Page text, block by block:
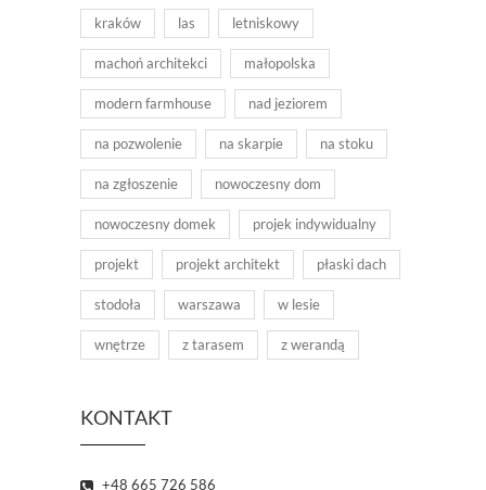
kraków las letniskowy
machoń architekci małopolska
modern farmhouse nad jeziorem
na pozwolenie na skarpie na stoku
na zgłoszenie nowoczesny dom
nowoczesny domek projek indywidualny
projekt projekt architekt płaski dach
stodoła warszawa w lesie
wnętrze z tarasem z werandą
KONTAKT
+48 665 726 586